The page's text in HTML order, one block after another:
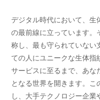
デジタル時代において、
の最前線に立っています。
称し、最も守られていない
ての人にユニークな生体
サービスに至るまで、あな
となる世界を開きます。
し、大手テクノロジー企